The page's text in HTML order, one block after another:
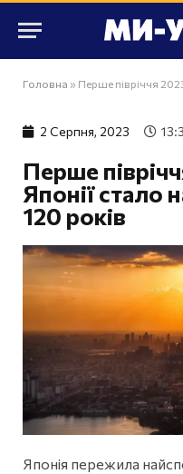
Головна » Перше півріччя 2023
2 Серпня, 2023
Перше
Японії стало
120 років
Японія пережила